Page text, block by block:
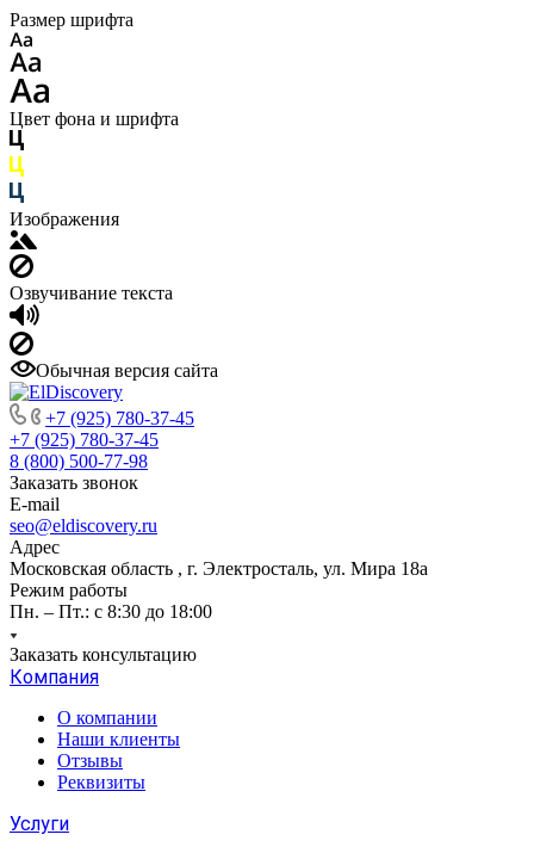
Размер шрифта
Цвет фона и шрифта
Изображения
Озвучивание текста
Обычная версия сайта
+7 (925) 780-37-45
+7 (925) 780-37-45
8 (800) 500-77-98
Заказать звонок
E-mail
seo@eldiscovery.ru
Адрес
Московская область , г. Электросталь, ул. Мира 18а
Режим работы
Пн. – Пт.: с 8:30 до 18:00
Заказать консультацию
Компания
О компании
Наши клиенты
Отзывы
Реквизиты
Услуги